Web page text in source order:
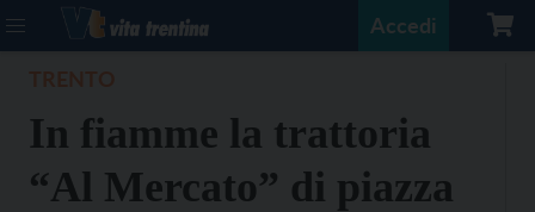
Accedi
In fiamme la trattoria
“Al Mercato” di piazza